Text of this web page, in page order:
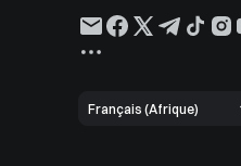
Français (Afrique)